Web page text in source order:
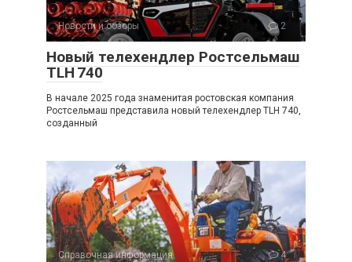
Новости и обзоры 2
Новый телехендлер Ростсельмаш
TLH 740
В начале 2025 года знаменитая ростовская компания
Ростсельмаш представила новый телехендлер TLH 740,
созданный
Справочная информация 4